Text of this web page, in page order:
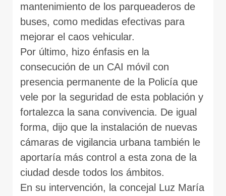
mantenimiento de los parqueaderos de
buses, como medidas efectivas para
mejorar el caos vehicular.
Por último, hizo énfasis en la
consecución de un CAI móvil con
presencia permanente de la Policía que
vele por la seguridad de esta población y
fortalezca la sana convivencia. De igual
forma, dijo que la instalación de nuevas
cámaras de vigilancia urbana también le
aportaría más control a esta zona de la
ciudad desde todos los ámbitos.
En su intervención, la concejal Luz María